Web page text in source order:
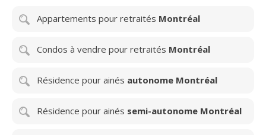
requis.Appartements pour retraités Montréal
Condos à vendre pour retraités Montréal
Résidence pour ainés autonome Montréal
Résidence pour ainés semi-autonome Montréal